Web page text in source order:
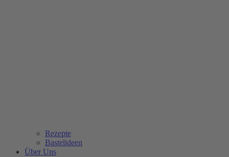
Rezepte
Bastelideen
Über Uns